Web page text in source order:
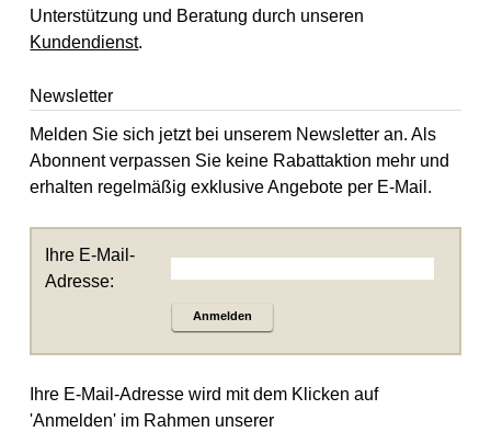
Unterstützung und Beratung durch unseren
Kundendienst.
Newsletter
Melden Sie sich jetzt bei unserem Newsletter an. Als
Abonnent verpassen Sie keine Rabattaktion mehr und
erhalten regelmäßig exklusive Angebote per E-Mail.
Ihre E-Mail-
Adresse:
Anmelden
Ihre E-Mail-Adresse wird mit dem Klicken auf
'Anmelden' im Rahmen unserer